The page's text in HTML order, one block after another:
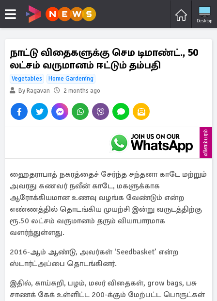
Desktop
நாட்டு விதைகளுக்கு செம டிமாண்ட்., 50
லட்சம் வருமானம் ஈட்டும் தம்பதி
Vegetables
Home Gardening
By Ragavan
2 months ago
விளம்பரம்
ஹைதராபாத் நகரத்தைச் சேர்ந்த சந்தனா காடே மற்றும்
அவரது கணவர் நவீன் காடே, மகளுக்காக
ஆரோக்கியமான உணவு வழங்க வேண்டும் என்ற
எண்ணத்தில் தொடங்கிய முயற்சி இன்று வருடத்திற்கு
ரூ.50 லட்சம் வருமானம் தரும் வியாபாரமாக
வளர்ந்துள்ளது.
2016-ஆம் ஆண்டு, அவர்கள் ‘Seedbasket’ என்ற
ஸ்டார்ட்அப்பை தொடங்கினர்.
இதில், காய்கறி, பழம், மலர் விதைகள், grow bags, பசு
சாணக் கேக் உள்ளிட்ட 200-க்கும் மேற்பட்ட பொருட்கள்